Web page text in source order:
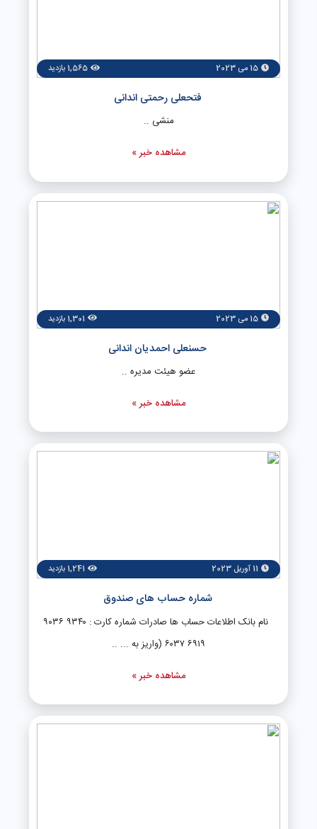
15 می 2023 1,565 بازدید
فتحعلی رحمتی اندانی
منشی ..
مشاهده خبر »
15 می 2023 1,301 بازدید
حسنعلی احمدیان اندانی
عضو هیئت مدیره ..
مشاهده خبر »
11 آوریل 2023 1,241 بازدید
شماره حساب های صندوق
نام بانک اطلاعات حساب ها صادرات شماره کارت : ۹۳۴۰ ۹۰۳۶
۶۹۱۹ ۶۰۳۷ (واریز به ... ..
مشاهده خبر »